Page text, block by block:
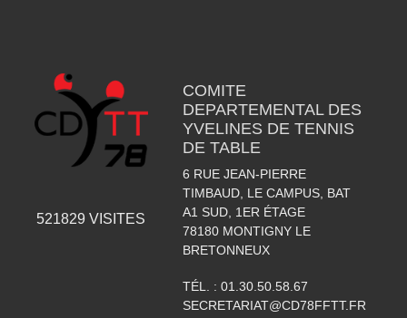
521829 VISITES
COMITE
DEPARTEMENTAL DES
YVELINES DE TENNIS
DE TABLE
6 RUE JEAN-PIERRE
TIMBAUD, LE CAMPUS, BAT
A1 SUD, 1ER ÉTAGE
78180 MONTIGNY LE
BRETONNEUX
TÉL. : 01.30.50.58.67
SECRETARIAT@CD78FFTT.FR